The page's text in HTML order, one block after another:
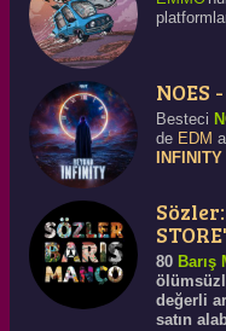
NOES
Besteci
de EDM
INFINITY
80 Barış
değerli
satın